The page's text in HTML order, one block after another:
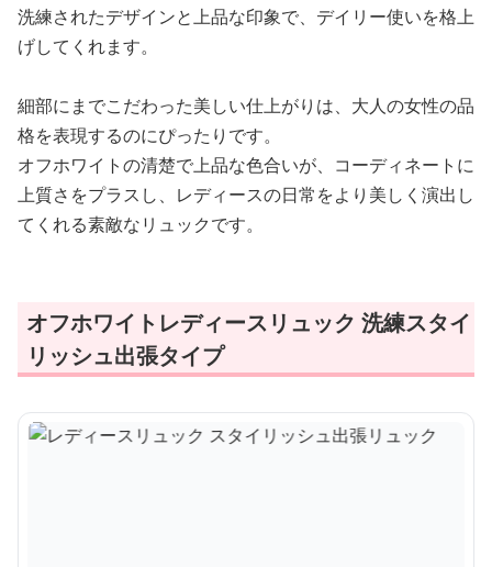
洗練されたデザインと上品な印象で、デイリー使いを格上
げしてくれます。
細部にまでこだわった美しい仕上がりは、大人の女性の品
格を表現するのにぴったりです。
オフホワイトの清楚で上品な色合いが、コーディネートに
上質さをプラスし、レディースの日常をより美しく演出し
てくれる素敵なリュックです。
オフホワイトレディースリュック 洗練スタイ
リッシュ出張タイプ